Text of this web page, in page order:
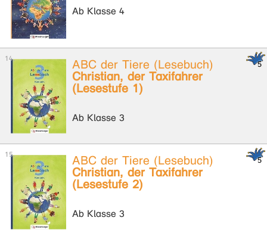
Ab Klasse 4
ABC der Tiere (Lesebuch)
Christian, der Taxifahrer
(Lesestufe 1)
Ab Klasse 3
ABC der Tiere (Lesebuch)
Christian, der Taxifahrer
(Lesestufe 2)
Ab Klasse 3